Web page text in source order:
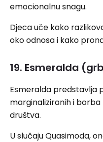
emocionalnu snagu.
Djeca uče kako
oko odnosa i kako
19. Esmeralda
Esmeralda predstavlja
marginaliziranih i
društva.
U slučaju Quasimoda,